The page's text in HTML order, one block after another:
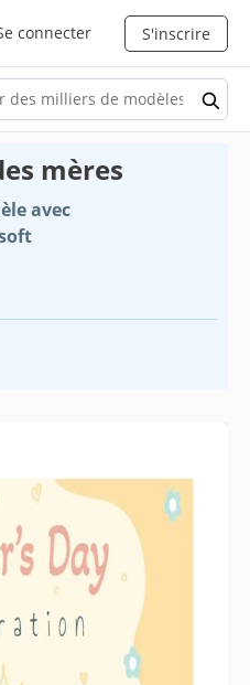
connecter S'inscrire
mères
avec